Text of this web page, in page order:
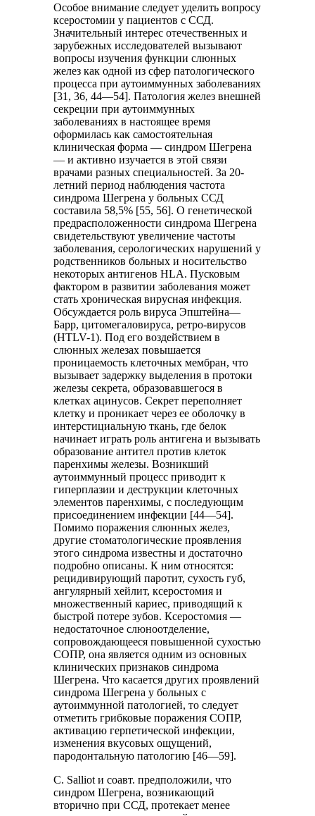
Особое внимание следует уделить вопросу
ксеростомии у пациентов с ССД.
Значительный интерес отечественных и
зарубежных исследователей вызывают
вопросы изучения функции слюнных
желез как одной из сфер патологического
процесса при аутоиммунных заболеваниях
[31, 36, 44—54]. Патология желез внешней
секреции при аутоиммунных
заболеваниях в настоящее время
оформилась как самостоятельная
клиническая форма — синдром Шегрена
— и активно изучается в этой связи
врачами разных специальностей. За 20-
летний период наблюдения частота
синдрома Шегрена у больных ССД
составила 58,5% [55, 56]. О генетической
предрасположенности синдрома Шегрена
свидетельствуют увеличение частоты
заболевания, серологических нарушений у
родственников больных и носительство
некоторых антигенов HLA. Пусковым
фактором в развитии заболевания может
стать хроническая вирусная инфекция.
Обсуждается роль вируса Эпштейна—
Барр, цитомегаловируса, ретро-вирусов
(HTLV-1). Под его воздействием в
слюнных железах повышается
проницаемость клеточных мембран, что
вызывает задержку выделения в протоки
железы секрета, образовавшегося в
клетках ацинусов. Секрет переполняет
клетку и проникает через ее оболочку в
интерстициальную ткань, где белок
начинает играть роль антигена и вызывать
образование антител против клеток
паренхимы железы. Возникший
аутоиммунный процесс приводит к
гиперплазии и деструкции клеточных
элементов паренхимы, с последующим
присоединением инфекции [44—54].
Помимо поражения слюнных желез,
другие стоматологические проявления
этого синдрома известны и достаточно
подробно описаны. К ним относятся:
рецидивирующий паротит, сухость губ,
ангулярный хейлит, ксеростомия и
множественный кариес, приводящий к
быстрой потере зубов. Ксеростомия —
недостаточное слюноотделение,
сопровождающееся повышенной сухостью
СОПР, она является одним из основных
клинических признаков синдрома
Шегрена. Что касается других проявлений
синдрома Шегрена у больных с
аутоиммунной патологией, то следует
отметить грибковые поражения СОПР,
активацию герпетической инфекции,
изменения вкусовых ощущений,
пародонтальную патологию [46—59].
С. Salliot и соавт. предположили, что
синдром Шегрена, возникающий
вторично при ССД, протекает менее